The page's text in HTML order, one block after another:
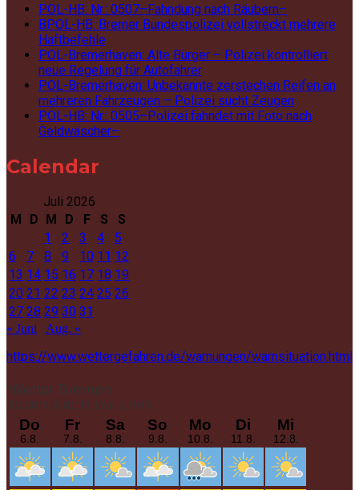
POL-HB: Nr.: 0507–Fahndung nach Räubern–
BPOL-HB: Bremer Bundespolizei vollstreckt mehrere
Haftbefehle
POL-Bremerhaven: Alte Bürger – Polizei kontrolliert
neue Regelung für Autofahrer
POL-Bremerhaven: Unbekannte zerstechen Reifen an
mehreren Fahrzeugen – Polizei sucht Zeugen
POL-HB: Nr.: 0505–Polizei fahndet mit Foto nach
Geldwäscher–
Calendar
Juli 2026
M
D M D F S
S
1
2 3 4
5
6
7 8 9 10 11 12
13 14 15 16 17 18 19
20 21 22 23 24 25 26
27 28 29 30 31
« Juni Aug. »
https://www.wettergefahren.de/warnungen/warnsituation.html